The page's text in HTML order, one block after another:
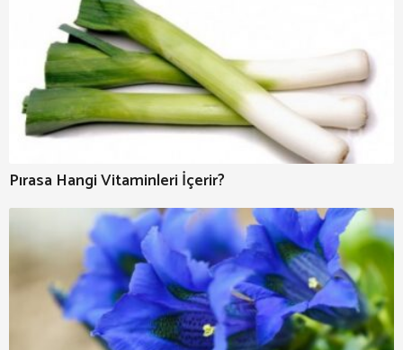
Pırasa Hangi Vitaminleri İçerir?